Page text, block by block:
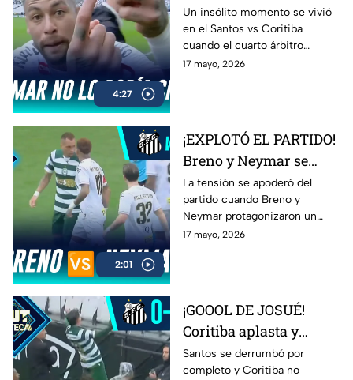
4:27
confundido tras error
del cuarto árbitro en
pleno partido
Un insólito momento se vivió
en el Santos vs Coritiba
cuando el cuarto árbitro
mostró por error el número de
completamente
desconcertado en pleno
cambio.
17 mayo, 2026
2:01
¡EXPLOTÓ EL PARTIDO!
Breno y Neymar se
encaran y desatan la
tensión en Santos vs
Coritiba
La tensión se apoderó del
partido cuando Breno y
Neymar protagonizaron un
fuerte cara a cara que
completamente caliente.
17 mayo, 2026
¡GOOOL DE JOSUÉ!
Coritiba aplasta y
humilla al Santos con
goleada histórica
Santos se derrumbó por
completo y Coritiba no